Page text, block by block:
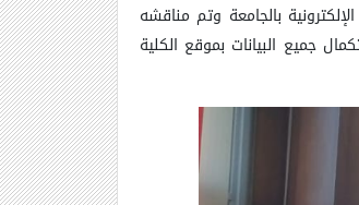
بالجامعة وتم مناقشه
جميع البيانات بموقع الكلية